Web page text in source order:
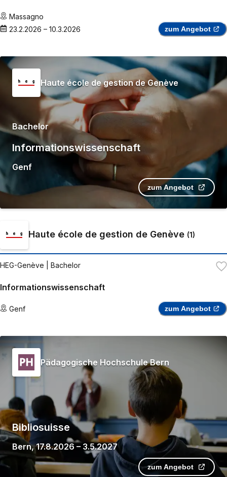
Massagno
23.2.2026 – 10.3.2026 zum Angebot
Haute école de gestion de Genève
Bachelor
Informationswissenschaft
Genf
zum Angebot
Haute école de gestion de Genève (1)
HEG-Genève | Bachelor
Informationswissenschaft
Genf zum Angebot
Pädagogische Hochschule Bern
Bibliosuisse
Bern,17.8.2026– 3.5.2027
zum Angebot